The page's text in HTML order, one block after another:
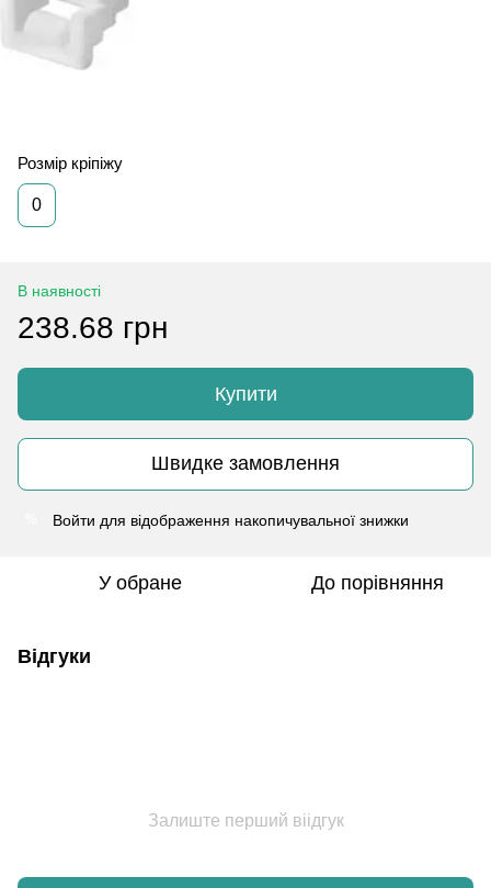
Розмір кріпіжу
0
В наявності
238.68 грн
Купити
Швидке замовлення
Войти для відображення накопичувальної знижки
У обране До порівняння
Відгуки
Залиште перший віідгук